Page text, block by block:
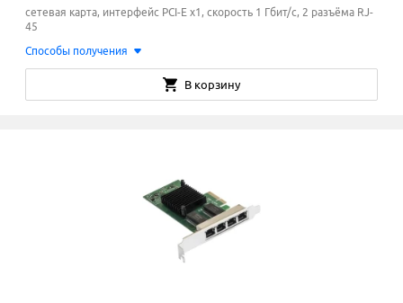
сетевая карта, интерфейс PCI-E x1, скорость 1 Гбит/с, 2 разъёма RJ-
45
Способы получения
В корзину